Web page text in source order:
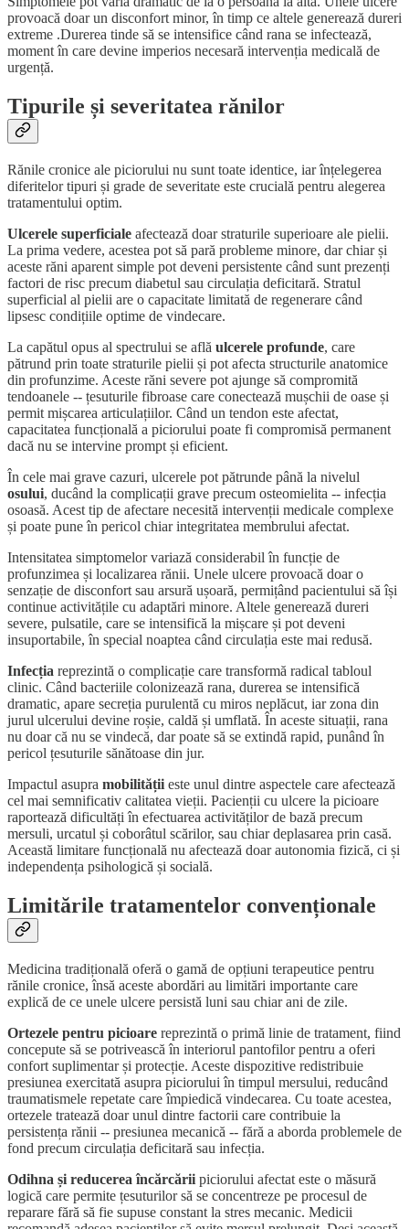
provoacă doar un disconfort minor, în timp ce altele generează dureri
extreme .Durerea tinde să se intensifice când rana se infectează,
moment în care devine imperios necesară intervenția medicală de
urgență.
Tipurile și severitatea rănilor
Rănile cronice ale piciorului nu sunt toate identice, iar înțelegerea
diferitelor tipuri și grade de severitate este crucială pentru alegerea
tratamentului optim.
Ulcerele superficiale afectează doar straturile superioare ale pielii.
La prima vedere, acestea pot să pară probleme minore, dar chiar și
aceste răni aparent simple pot deveni persistente când sunt prezenți
factori de risc precum diabetul sau circulația deficitară. Stratul
superficial al pielii are o capacitate limitată de regenerare când
lipsesc condițiile optime de vindecare.
La capătul opus al spectrului se află ulcerele profunde, care
pătrund prin toate straturile pielii și pot afecta structurile anatomice
din profunzime. Aceste răni severe pot ajunge să compromită
tendoanele -- țesuturile fibroase care conectează mușchii de oase și
permit mișcarea articulațiilor. Când un tendon este afectat,
capacitatea funcțională a piciorului poate fi compromisă permanent
dacă nu se intervine prompt și eficient.
În cele mai grave cazuri, ulcerele pot pătrunde până la nivelul
osului, ducând la complicații grave precum osteomielita -- infecția
osoasă. Acest tip de afectare necesită intervenții medicale complexe
și poate pune în pericol chiar integritatea membrului afectat.
Intensitatea simptomelor variază considerabil în funcție de
profunzimea și localizarea rănii. Unele ulcere provoacă doar o
senzație de disconfort sau arsură ușoară, permițând pacientului să își
continue activitățile cu adaptări minore. Altele generează dureri
severe, pulsatile, care se intensifică la mișcare și pot deveni
insuportabile, în special noaptea când circulația este mai redusă.
Infecția reprezintă o complicație care transformă radical tabloul
clinic. Când bacteriile colonizează rana, durerea se intensifică
dramatic, apare secreția purulentă cu miros neplăcut, iar zona din
jurul ulcerului devine roșie, caldă și umflată. În aceste situații, rana
nu doar că nu se vindecă, dar poate să se extindă rapid, punând în
pericol țesuturile sănătoase din jur.
Impactul asupra mobilității este unul dintre aspectele care afectează
cel mai semnificativ calitatea vieții. Pacienții cu ulcere la picioare
raportează dificultăți în efectuarea activităților de bază precum
mersuli, urcatul și coborâtul scărilor, sau chiar deplasarea prin casă.
Această limitare funcțională nu afectează doar autonomia fizică, ci și
independența psihologică și socială.
Limitările tratamentelor convenționale
Medicina tradițională oferă o gamă de opțiuni terapeutice pentru
rănile cronice, însă aceste abordări au limitări importante care
explică de ce unele ulcere persistă luni sau chiar ani de zile.
Ortezele pentru picioare reprezintă o primă linie de tratament, fiind
concepute să se potrivească în interiorul pantofilor pentru a oferi
confort suplimentar și protecție. Aceste dispozitive redistribuie
presiunea exercitată asupra piciorului în timpul mersului, reducând
traumatismele repetate care împiedică vindecarea. Cu toate acestea,
ortezele tratează doar unul dintre factorii care contribuie la
persistența rănii -- presiunea mecanică -- fără a aborda problemele de
fond precum circulația deficitară sau infecția.
Odihna și reducerea încărcării piciorului afectat este o măsură
logică care permite țesuturilor să se concentreze pe procesul de
reparare fără să fie supuse constant la stres mecanic. Medicii